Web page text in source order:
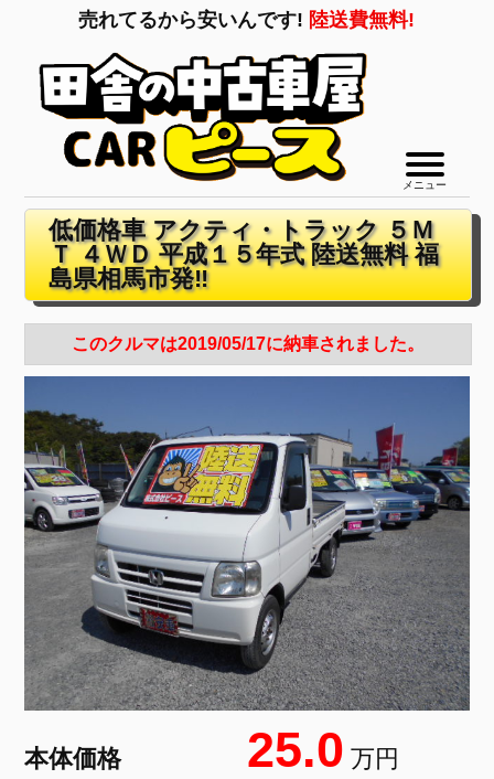
売れてるから安いんです! 陸送費無料!
メニュー
低価格車 アクティ・トラック ５Ｍ
Ｔ ４ＷＤ 平成１５年式 陸送無料 福
島県相馬市発‼
このクルマは2019/05/17に納車されました。
本体価格 25.0 万円